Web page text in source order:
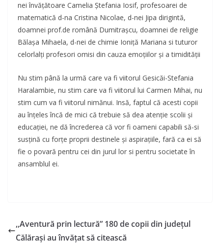
nei învățătoare Camelia Ştefania Iosif, profesoarei de
matematică d-na Cristina Nicolae, d-nei Jipa dirigintă,
doamnei prof.de română Dumitrașcu, doamnei de religie
Bălașa Mihaela, d-nei de chimie Ioniță Mariana si tuturor
celorlalți profesori omisi din cauza emoțiilor și a timidității
Nu stim până la urmă care va fi viitorul Gesicăi-Stefania
Haralambie, nu stim care va fi viitorul lui Carmen Mihai, nu
stim cum va fi viitorul nimănui. Insă, faptul că acesti copii
au înțeles încă de mici că trebuie să dea atenție scolii și
educației, ne dă încrederea că vor fi oameni capabili să-si
susțină cu forțe proprii destinele și aspirațiile, fară ca ei să
fie o povară pentru cei din jurul lor si pentru societate în
ansamblul ei.
,,Aventură prin lectură” 180 de copii din județul
Călărași au învățat să citească